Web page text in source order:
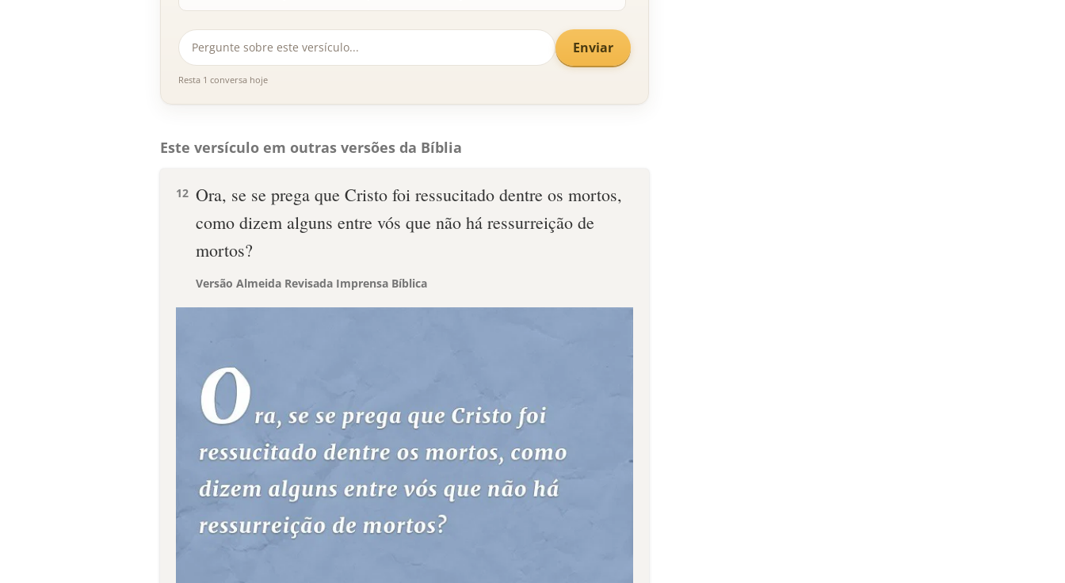
Enviar
Resta 1 conversa hoje
Este versículo em outras versões da Bíblia
12 Ora, se se prega que Cristo foi ressucitado dentre os mortos,
como dizem alguns entre vós que não há ressurreição de
mortos?
Versão Almeida Revisada Imprensa Bíblica